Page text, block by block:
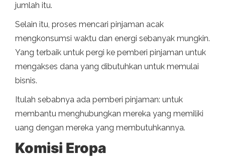
jumlah itu.
Selain itu, proses mencari pinjaman acak
mengkonsumsi waktu dan energi sebanyak mungkin.
Yang terbaik untuk pergi ke pemberi pinjaman untuk
mengakses dana yang dibutuhkan untuk memulai
bisnis.
Itulah sebabnya ada pemberi pinjaman: untuk
membantu menghubungkan mereka yang memiliki
uang dengan mereka yang membutuhkannya.
Komisi Eropa